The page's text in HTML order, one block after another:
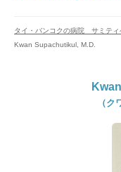
タイ・バンコクの病院 サミティ
Kwan Supachutikul, M.D.
（ク